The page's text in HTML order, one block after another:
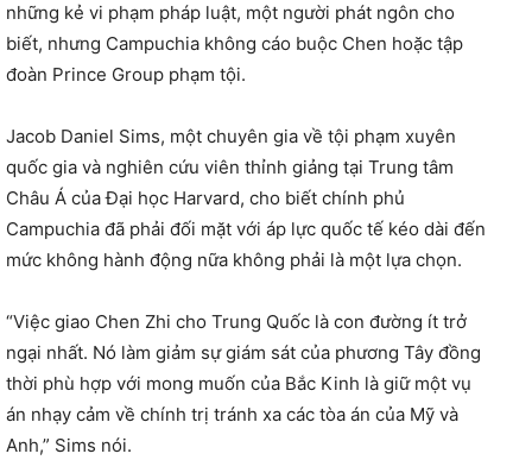
những kẻ vi phạm pháp luật, một người phát ngôn cho
biết, nhưng Campuchia không cáo buộc Chen hoặc tập
đoàn Prince Group phạm tội.
Jacob Daniel Sims, một chuyên gia về tội phạm xuyên
quốc gia và nghiên cứu viên thỉnh giảng tại Trung tâm
Châu Á của Đại học Harvard, cho biết chính phủ
Campuchia đã phải đối mặt với áp lực quốc tế kéo dài đến
mức không hành động nữa không phải là một lựa chọn.
“Việc giao Chen Zhi cho Trung Quốc là con đường ít trở
ngại nhất. Nó làm giảm sự giám sát của phương Tây đồng
thời phù hợp với mong muốn của Bắc Kinh là giữ một vụ
án nhạy cảm về chính trị tránh xa các tòa án của Mỹ và
Anh,” Sims nói.